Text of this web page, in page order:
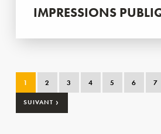
IMPRESSIONS
1 2 3 4 5 6 7
SUIVANT ›